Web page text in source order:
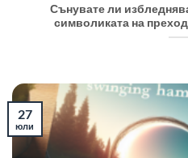
Сънувате ли
символиката на
27
юли